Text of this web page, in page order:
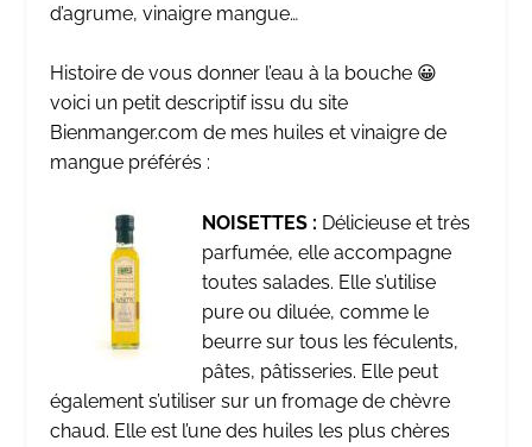
d’agrume, vinaigre mangue…
Histoire de vous donner l’eau à la bouche 😀
voici un petit descriptif issu du site
Bienmanger.com de mes huiles et vinaigre de
mangue préférés :
NOISETTES : Délicieuse et très
parfumée, elle accompagne
toutes salades. Elle s’utilise
pure ou diluée, comme le
beurre sur tous les féculents,
pâtes, pâtisseries. Elle peut
également s’utiliser sur un fromage de chèvre
chaud. Elle est l’une des huiles les plus chères